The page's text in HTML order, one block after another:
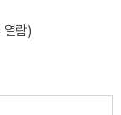
열람)